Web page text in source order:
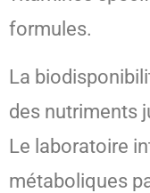
formules.
La
des nutriments
Le laboratoire
métaboliques